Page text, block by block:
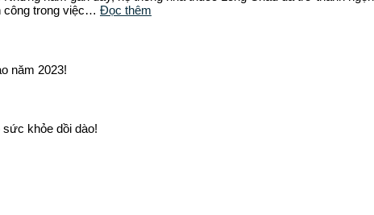
công trong việc… Đọc thêm
năm 2023!
khỏe dồi dào!